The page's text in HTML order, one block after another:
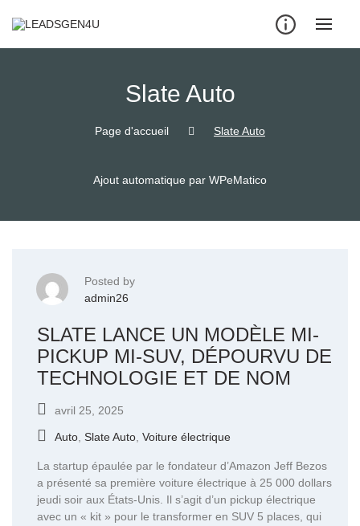
Slate Auto
Page d'accueil Slate Auto
Ajout automatique par WPeMatico
Posted by
admin26
SLATE LANCE UN MODÈLE MI-
PICKUP MI-SUV, DÉPOURVU DE
TECHNOLOGIE ET DE NOM
avril 25, 2025
Auto Slate Auto Voiture électrique
La startup épaulée par le fondateur d’Amazon Jeff Bezos
a présenté sa première voiture électrique à 25 000 dollars
jeudi soir aux États-Unis. Il s’agit d’un pickup électrique
avec un « kit » pour le transformer en SUV 5 places, qui